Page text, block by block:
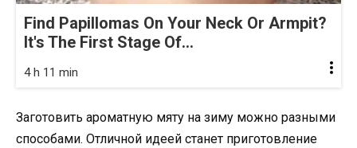
Find Papillomas On Your Neck Or Armpit?
It's The First Stage Of...
4 h 11 min
Заготовить ароматную мяту на зиму можно разными
способами. Отличной идеей станет приготовление